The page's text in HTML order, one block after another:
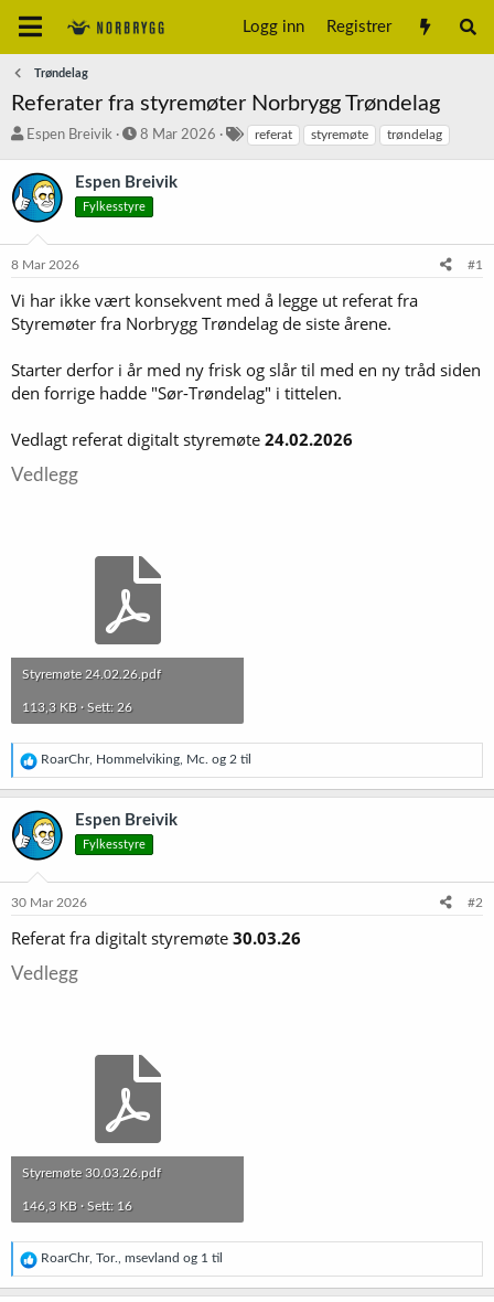
Logg inn Registrer
Trøndelag
Referater fra styremøter Norbrygg Trøndelag
T
å
d
s
r
e
r
Espen Breivik
S
t
8 Mar 2026 referat styremøte trøndelag
Espen Breivik
Fylkesstyre
8 Mar 2026 #1
Vi har ikke vært konsekvent med å legge ut referat fra
Styremøter fra Norbrygg Trøndelag de siste årene.
Starter derfor i år med ny frisk og slår til med en ny tråd siden
den forrige hadde "Sør-Trøndelag" i tittelen.
Vedlagt referat digitalt styremøte 24.02.2026
Vedlegg
Styremøte 24.02.26.pdf
113,3 KB · Sett: 26
R
e
a
k
s
j
o
e
:
RoarChr, Hommelviking Mc. og 2 til
Espen Breivik
Fylkesstyre
30 Mar 2026 #2
Referat fra digitalt styremøte 30.03.26
Vedlegg
Styremøte 30.03.26.pdf
146,3 KB · Sett: 16
R
e
a
RoarChr, Tor. msevland og 1 til